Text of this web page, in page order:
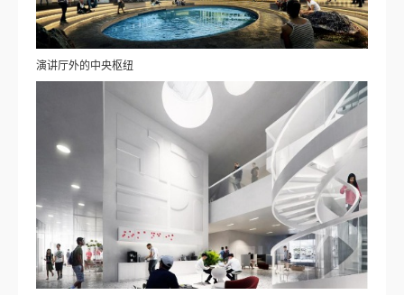
演讲厅外的中央枢纽